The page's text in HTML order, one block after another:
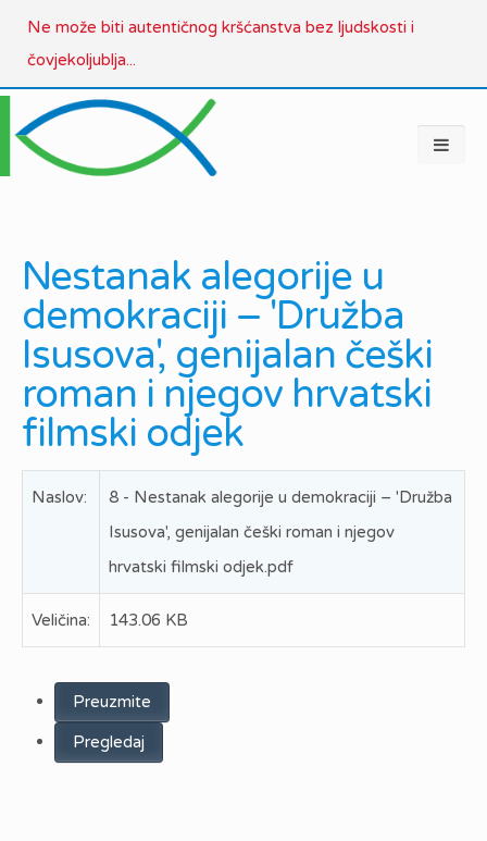
Ne može biti autentičnog kršćanstva bez ljudskosti i
čovjekoljublja...
Nestanak alegorije u
demokraciji – 'Družba
Isusova', genijalan češki
roman i njegov hrvatski
filmski odjek
Naslov:
8 - Nestanak alegorije u demokraciji – 'Družba
Isusova', genijalan češki roman i njegov
hrvatski filmski odjek.pdf
Veličina: 143.06 KB
Preuzmite
Pregledaj